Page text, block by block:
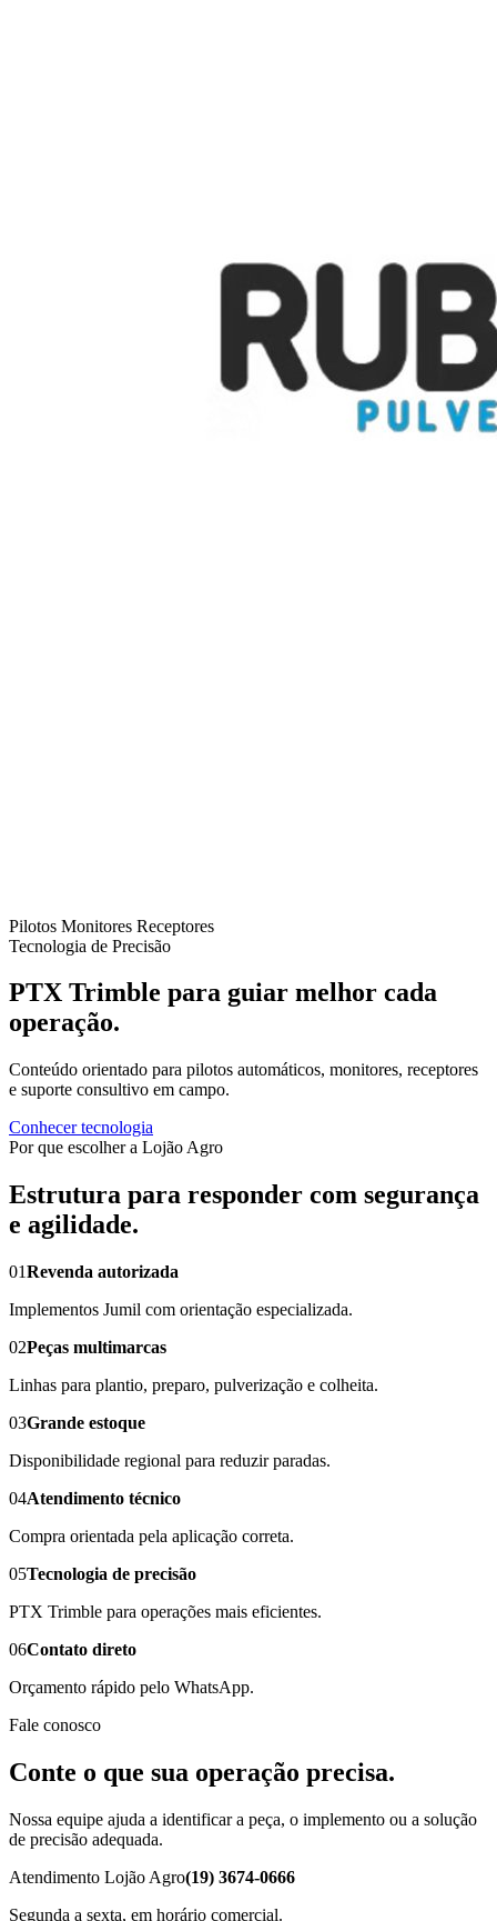
Pilotos Monitores Receptores
Tecnologia de Precisão
PTX Trimble para guiar melhor cada
operação.
Conteúdo orientado para pilotos automáticos, monitores, receptores
e suporte consultivo em campo.
Conhecer tecnologia
Por que escolher a Lojão Agro
Estrutura para responder com segurança
e agilidade.
01Revenda autorizada
Implementos Jumil com orientação especializada.
02Peças multimarcas
Linhas para plantio, preparo, pulverização e colheita.
03Grande estoque
Disponibilidade regional para reduzir paradas.
04Atendimento técnico
Compra orientada pela aplicação correta.
05Tecnologia de precisão
PTX Trimble para operações mais eficientes.
06Contato direto
Orçamento rápido pelo WhatsApp.
Fale conosco
Conte o que sua operação precisa.
Nossa equipe ajuda a identificar a peça, o implemento ou a solução
de precisão adequada.
Atendimento Lojão Agro(19) 3674-0666
Segunda a sexta, em horário comercial.